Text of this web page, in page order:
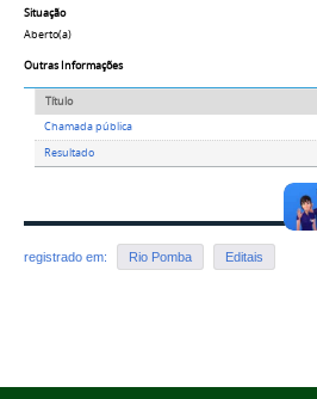
Situação
Aberto(a)
Outras Informações
Título
Chamada pública
Resultado
registrado em: Rio Pomba Editais